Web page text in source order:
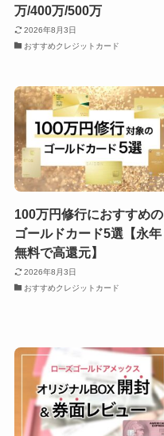
万/400万/500万
2026年8月3日
おすすめクレジットカード
100万円修行におすすめの
ゴールドカード5選【永年
無料で高還元】
2026年8月3日
おすすめクレジットカード